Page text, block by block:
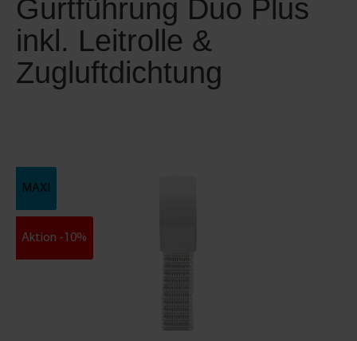
Gurtführung Duo Plus
inkl. Leitrolle &
Zugluftdichtung
MAXI
Aktion -10%